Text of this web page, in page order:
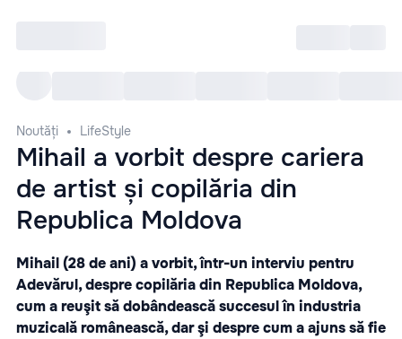
Noutăți LifeStyle
Mihail a vorbit despre cariera
de artist și copilăria din
Republica Moldova
Mihail (28 de ani) a vorbit, într-un interviu pentru
Adevărul, despre copilăria din Republica Moldova,
cum a reuşit să dobândească succesul în industria
muzicală românească, dar şi despre cum a ajuns să fie